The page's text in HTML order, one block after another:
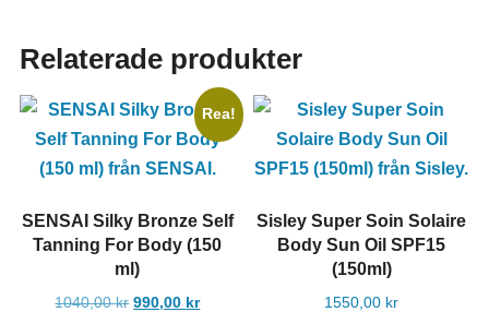
Relaterade produkter
Rea!
SENSAI Silky Bronze Self
Tanning For Body (150
ml)
1040,00kr Det
990,00 krDet
Sisley Super Soin Solaire
Body Sun Oil SPF15
(150ml)
1550,00 kr